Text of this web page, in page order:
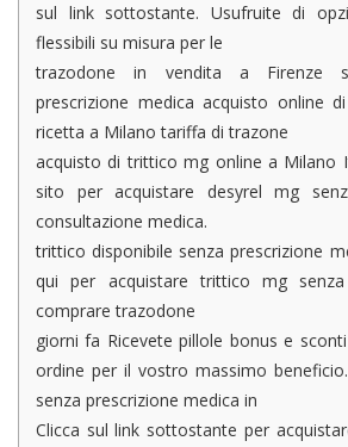
sul link sottostante. Usufruite di
flessibili su misura per le
trazodone in vendita a Firenze
prescrizione medica acquisto online
ricetta a Milano tariffa di trazone
acquisto di trittico mg online a Milano
sito per acquistare desyrel mg
consultazione medica.
trittico disponibile senza prescrizione
qui per acquistare trittico mg
comprare trazodone
giorni fa Ricevete pillole bonus e
ordine per il vostro massimo
senza prescrizione medica in
Clicca sul link sottostante per